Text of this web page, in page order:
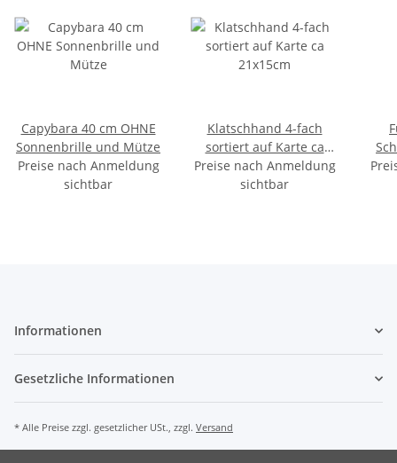
Capybara 40 cm OHNE
Sonnenbrille und Mütze
Preise nach Anmeldung
sichtbar
Klatschhand 4-fach
sortiert auf Karte ca
21x15cm
Preise nach Anmeldung
sichtbar
Informationen
Gesetzliche Informationen
* Alle Preise zzgl. gesetzlicher USt., zzgl. Versand